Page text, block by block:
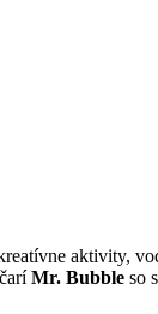
aktivity,
Mr. Bubble so